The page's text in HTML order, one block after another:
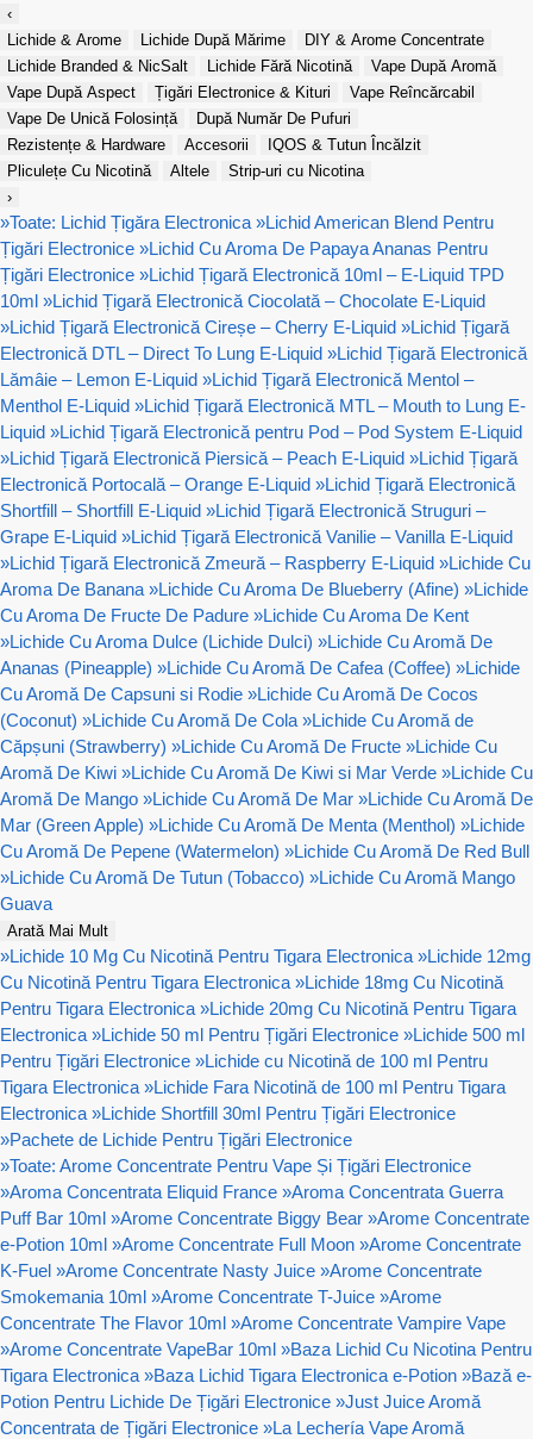
‹
Lichide & Arome
Lichide După Mărime
DIY & Arome Concentrate
Lichide Branded & NicSalt
Lichide Fără Nicotină
Vape După Aromă
Vape După Aspect
Țigări Electronice & Kituri
Vape Reîncărcabil
Vape De Unică Folosință
După Număr De Pufuri
Rezistențe & Hardware
Accesorii
IQOS & Tutun Încălzit
Pliculețe Cu Nicotină
Altele
Strip-uri cu Nicotina
›
»Toate: Lichid Țigăra Electronica »Lichid American Blend Pentru
Țigări Electronice »Lichid Cu Aroma De Papaya Ananas Pentru
Țigări Electronice »Lichid Țigară Electronică 10ml – E-Liquid TPD
10ml »Lichid Țigară Electronică Ciocolată – Chocolate E-Liquid
»Lichid Țigară Electronică Cireșe – Cherry E-Liquid »Lichid Țigară
Electronică DTL – Direct To Lung E-Liquid »Lichid Țigară Electronică
Lămâie – Lemon E-Liquid »Lichid Țigară Electronică Mentol –
Menthol E-Liquid »Lichid Țigară Electronică MTL – Mouth to Lung E-
Liquid »Lichid Țigară Electronică pentru Pod – Pod System E-Liquid
»Lichid Țigară Electronică Piersică – Peach E-Liquid »Lichid Țigară
Electronică Portocală – Orange E-Liquid »Lichid Țigară Electronică
Shortfill – Shortfill E-Liquid »Lichid Țigară Electronică Struguri –
Grape E-Liquid »Lichid Țigară Electronică Vanilie – Vanilla E-Liquid
»Lichid Țigară Electronică Zmeură – Raspberry E-Liquid »Lichide Cu
Aroma De Banana »Lichide Cu Aroma De Blueberry (Afine) »Lichide
Cu Aroma De Fructe De Padure »Lichide Cu Aroma De Kent
»Lichide Cu Aroma Dulce (Lichide Dulci) »Lichide Cu Aromă De
Ananas (Pineapple) »Lichide Cu Aromă De Cafea (Coffee) »Lichide
Cu Aromă De Capsuni si Rodie »Lichide Cu Aromă De Cocos
(Coconut) »Lichide Cu Aromă De Cola »Lichide Cu Aromă de
Căpșuni (Strawberry) »Lichide Cu Aromă De Fructe »Lichide Cu
Aromă De Kiwi »Lichide Cu Aromă De Kiwi si Mar Verde »Lichide Cu
Aromă De Mango »Lichide Cu Aromă De Mar »Lichide Cu Aromă De
Mar (Green Apple) »Lichide Cu Aromă De Menta (Menthol) »Lichide
Cu Aromă De Pepene (Watermelon) »Lichide Cu Aromă De Red Bull
»Lichide Cu Aromă De Tutun (Tobacco) »Lichide Cu Aromă Mango
Guava
Arată Mai Mult
»Lichide 10 Mg Cu Nicotină Pentru Tigara Electronica »Lichide 12mg
Cu Nicotină Pentru Tigara Electronica »Lichide 18mg Cu Nicotină
Pentru Tigara Electronica »Lichide 20mg Cu Nicotină Pentru Tigara
Electronica »Lichide 50 ml Pentru Țigări Electronice »Lichide 500 ml
Pentru Țigări Electronice »Lichide cu Nicotină de 100 ml Pentru
Tigara Electronica »Lichide Fara Nicotină de 100 ml Pentru Tigara
Electronica »Lichide Shortfill 30ml Pentru Țigări Electronice
»Pachete de Lichide Pentru Țigări Electronice
»Toate: Arome Concentrate Pentru Vape Și Țigări Electronice
»Aroma Concentrata Eliquid France »Aroma Concentrata Guerra
Puff Bar 10ml »Arome Concentrate Biggy Bear »Arome Concentrate
e-Potion 10ml »Arome Concentrate Full Moon »Arome Concentrate
K-Fuel »Arome Concentrate Nasty Juice »Arome Concentrate
Smokemania 10ml »Arome Concentrate T-Juice »Arome
Concentrate The Flavor 10ml »Arome Concentrate Vampire Vape
»Arome Concentrate VapeBar 10ml »Baza Lichid Cu Nicotina Pentru
Tigara Electronica »Baza Lichid Tigara Electronica e-Potion »Bază e-
Potion Pentru Lichide De Țigări Electronice »Just Juice Aromă
Concentrata de Țigări Electronice »La Lechería Vape Aromă